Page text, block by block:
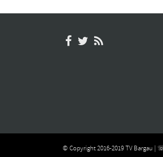
© Copyright 2016-2019 TV Bargau |